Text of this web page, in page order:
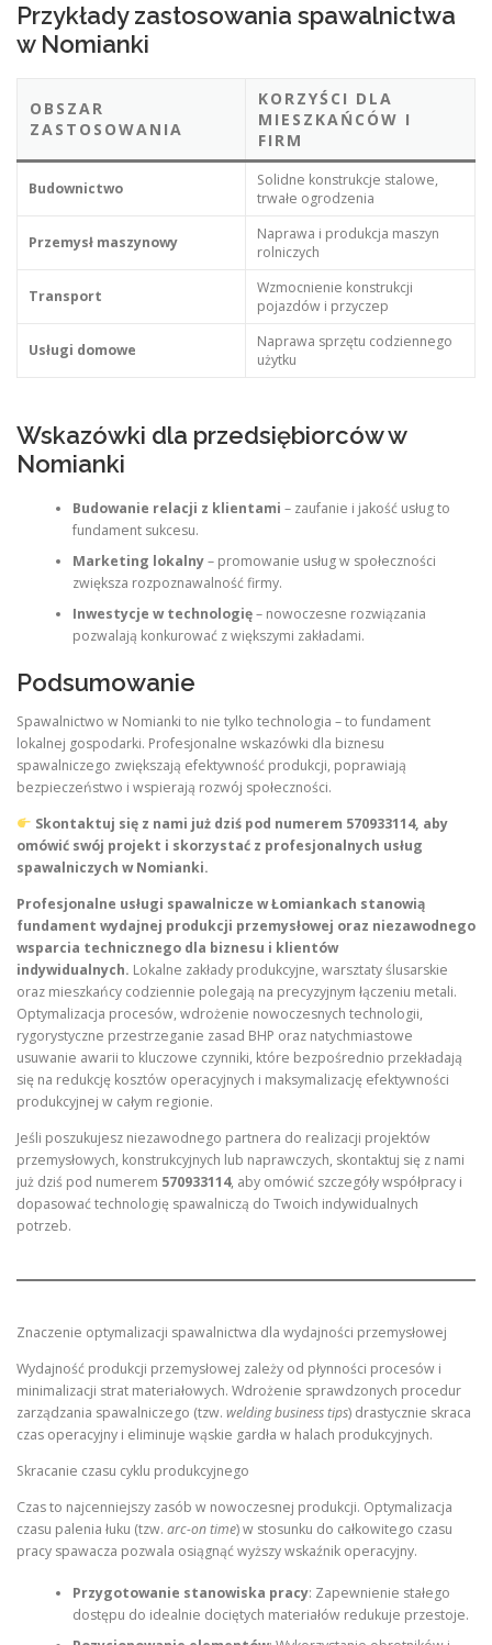
Przykłady zastosowania spawalnictwa
w Nomianki
OBSZAR
ZASTOSOWANIA
KORZYŚCI DLA
MIESZKAŃCÓW I
FIRM
Budownictwo
Solidne konstrukcje stalowe,
trwałe ogrodzenia
Przemysł maszynowy
Naprawa i produkcja maszyn
rolniczych
Transport
Wzmocnienie konstrukcji
pojazdów i przyczep
Usługi domowe
Naprawa sprzętu codziennego
użytku
Wskazówki dla przedsiębiorców w
Nomianki
Budowanie relacji z klientami – zaufanie i jakość usług to
fundament sukcesu.
Marketing lokalny– promowanie usług w społeczności
zwiększa rozpoznawalność firmy.
Inwestycje w technologię– nowoczesne rozwiązania
pozwalają konkurować z większymi zakładami.
Podsumowanie
Spawalnictwo w Nomianki to nie tylko technologia – to fundament
lokalnej gospodarki. Profesjonalne wskazówki dla biznesu
spawalniczego zwiększają efektywność produkcji, poprawiają
bezpieczeństwo i wspierają rozwój społeczności.
Skontaktuj się z nami już dziś pod numerem 570933114, aby
omówić swój projekt i skorzystać z profesjonalnych usług
spawalniczych w Nomianki.
Profesjonalne usługi spawalnicze w Łomiankach stanowią
fundament wydajnej produkcji przemysłowej oraz niezawodnego
wsparcia technicznego dla biznesu i klientów
indywidualnych. Lokalne zakłady produkcyjne, warsztaty ślusarskie
oraz mieszkańcy codziennie polegają na precyzyjnym łączeniu metali.
Optymalizacja procesów, wdrożenie nowoczesnych technologii,
rygorystyczne przestrzeganie zasad BHP oraz natychmiastowe
usuwanie awarii to kluczowe czynniki, które bezpośrednio przekładają
się na redukcję kosztów operacyjnych i maksymalizację efektywności
produkcyjnej w całym regionie.
Jeśli poszukujesz niezawodnego partnera do realizacji projektów
przemysłowych, konstrukcyjnych lub naprawczych, skontaktuj się z nami
już dziś pod numerem 570933114, aby omówić szczegóły współpracy i
dopasować technologię spawalniczą do Twoich indywidualnych
potrzeb.
Znaczenie optymalizacji spawalnictwa dla wydajności przemysłowej
Wydajność produkcji przemysłowej zależy od płynności procesów i
minimalizacji strat materiałowych. Wdrożenie sprawdzonych procedur
zarządzania spawalniczego (tzw. welding business tips) drastycznie skraca
czas operacyjny i eliminuje wąskie gardła w halach produkcyjnych.
Skracanie czasu cyklu produkcyjnego
Czas to najcenniejszy zasób w nowoczesnej produkcji. Optymalizacja
czasu palenia łuku (tzw. arc-on time) w stosunku do całkowitego czasu
pracy spawacza pozwala osiągnąć wyższy wskaźnik operacyjny.
Przygotowanie stanowiska pracy: Zapewnienie stałego
dostępu do idealnie dociętych materiałów redukuje przestoje.